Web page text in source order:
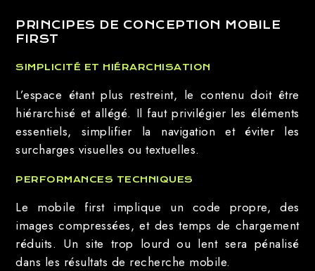
PRINCIPES DE CONCEPTION MOBILE
FIRST
SIMPLICITÉ ET HIÉRARCHISATION
L’espace étant plus restreint, le contenu doit être
hiérarchisé et allégé. Il faut privilégier les éléments
essentiels, simplifier la navigation et éviter les
surcharges visuelles ou textuelles.
PERFORMANCES TECHNIQUES
Le mobile first implique un code propre, des
images compressées, et des temps de chargement
réduits. Un site trop lourd ou lent sera pénalisé
dans les résultats de recherche mobile.